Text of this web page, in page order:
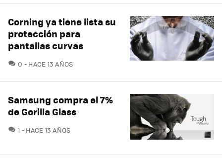
Corning ya tiene lista su
protección para
pantallas curvas
0 COMENTARIOS
HACE 13 AÑOS
Samsung compra el 7%
de Gorilla Glass
1 COMENTARIOS
HACE 13 AÑOS